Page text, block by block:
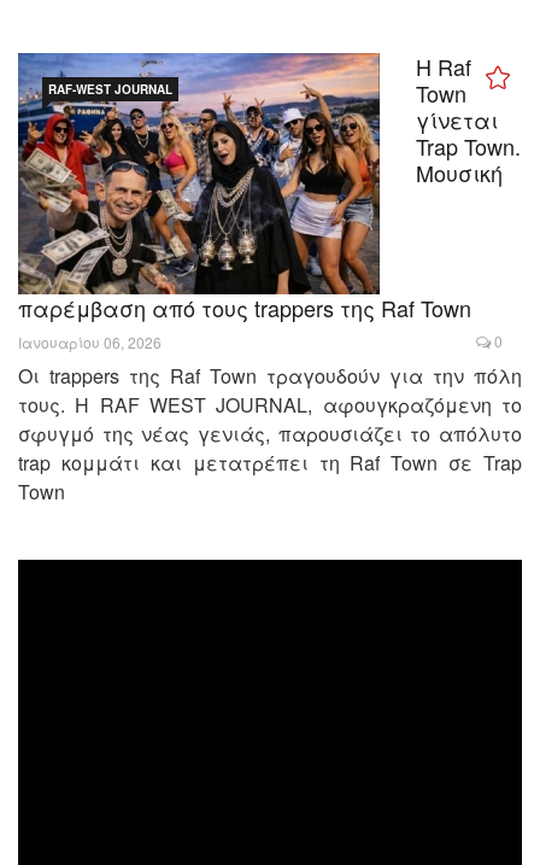
RAF-WEST JOURNAL
H Raf
Town
γίνεται
Trap Town.
Μουσική
παρέμβαση από τους trappers της Raf Town
Ιανουαρίου 06, 2026 0
Οι trappers της Raf Town τραγουδούν για την πόλη
τους. Η RAF WEST JOURNAL, αφουγκραζόμενη το
σφυγμό της νέας γενιάς, παρουσιάζει το απόλυτο
trap κομμάτι και μετατρέπει τη Raf Town σε Trap
Town